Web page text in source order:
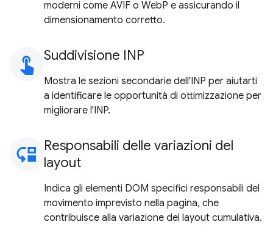
moderni come AVIF o WebP e assicurando il
dimensionamento corretto.
touch_app Suddivisione INP
Mostra le sezioni secondarie dell'INP per aiutarti
a identificare le opportunità di ottimizzazione per
migliorare l'INP.
move_down Responsabili delle variazioni del
layout
Indica gli elementi DOM specifici responsabili del
movimento imprevisto nella pagina, che
contribuisce alla variazione del layout cumulativa.